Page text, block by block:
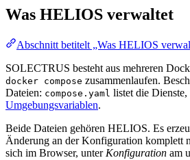
Was HELIOS verwaltet
Abschnitt betitelt „Was HELIOS
SOLECTRUS besteht aus mehreren
docker compose zusammenlaufen.
Dateien: compose.yaml listet die Dienste,
Umgebungsvariablen.
Beide Dateien gehören HELIOS. Es
Änderung an der Konfiguration komplett
sich im Browser, unter Konfiguration am